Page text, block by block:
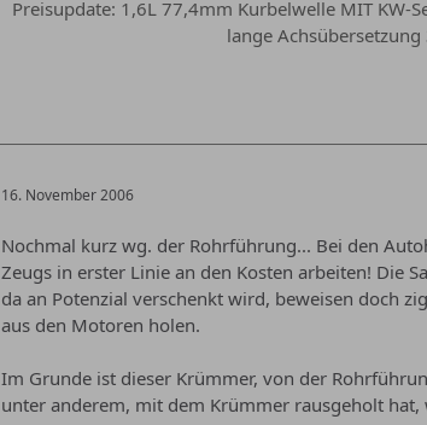
Preisupdate: 1,6L 77,4mm Kurbelwelle MIT KW-
lange
16. November 2006
Nochmal kurz wg. der Rohrführung... Bei den
Zeugs in erster Linie an den Kosten arbeiten! Die
da an Potenzial verschenkt wird, beweisen doch
aus den Motoren holen.
Im Grunde ist dieser Krümmer, von der
unter anderem, mit dem Krümmer rausgeholt